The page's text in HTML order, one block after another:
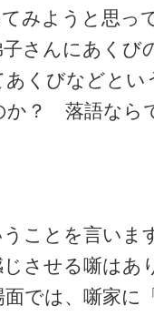
みようと思っ
さんにあくび
くびなどと
か？ 落語なら
ことを言いま
させる噺はあ
では、噺家に